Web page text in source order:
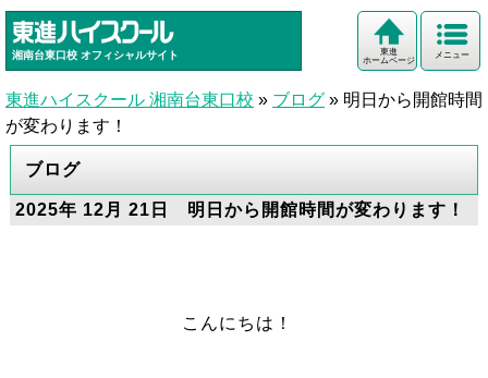
湘南台東口校 オフィシャルサイト メニュー
東進
ホームページ
東進ハイスクール 湘南台東口校 » ブログ » 明日から開館時間
が変わります！
ブログ
2025年 12月 21日 明日から開館時間が変わります！
こんにちは！